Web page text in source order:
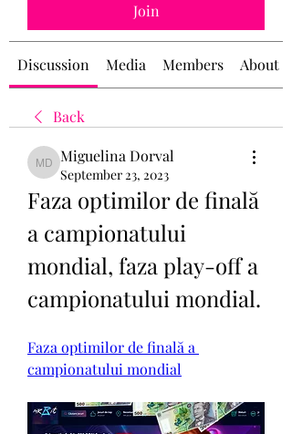
Join
Discussion Media Members About
Back
Miguelina Dorval
Miguelina Dorval
September 23, 2023
Faza optimilor de finală
a campionatului
mondial, faza play-off a
campionatului mondial.
Faza optimilor de finală a
campionatului mondial